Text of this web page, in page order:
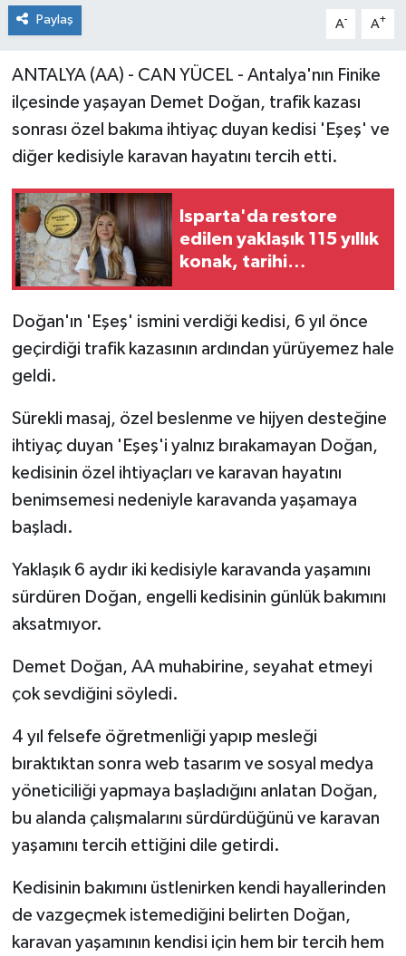
Paylaş A- A+
ANTALYA (AA) - CAN YÜCEL - Antalya'nın Finike
ilçesinde yaşayan Demet Doğan, trafik kazası
sonrası özel bakıma ihtiyaç duyan kedisi 'Eşeş' ve
diğer kedisiyle karavan hayatını tercih etti.
Isparta'da restore
edilen yaklaşık 115 yıllık
konak, tarihi
Doğan'ın 'Eşeş' ismini verdiği kedisi, 6 yıl önce
geçirdiği trafik kazasının ardından yürüyemez hale
geldi.
Sürekli masaj, özel beslenme ve hijyen desteğine
ihtiyaç duyan 'Eşeş'i yalnız bırakamayan Doğan,
kedisinin özel ihtiyaçları ve karavan hayatını
benimsemesi nedeniyle karavanda yaşamaya
başladı.
Yaklaşık 6 aydır iki kedisiyle karavanda yaşamını
sürdüren Doğan, engelli kedisinin günlük bakımını
aksatmıyor.
Demet Doğan, AA muhabirine, seyahat etmeyi
çok sevdiğini söyledi.
4 yıl felsefe öğretmenliği yapıp mesleği
bıraktıktan sonra web tasarım ve sosyal medya
yöneticiliği yapmaya başladığını anlatan Doğan,
bu alanda çalışmalarını sürdürdüğünü ve karavan
yaşamını tercih ettiğini dile getirdi.
Kedisinin bakımını üstlenirken kendi hayallerinden
de vazgeçmek istemediğini belirten Doğan,
karavan yaşamının kendisi için hem bir tercih hem